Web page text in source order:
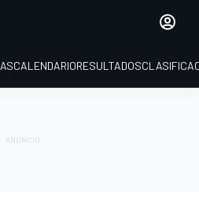
CALENDARIORESULTADOS